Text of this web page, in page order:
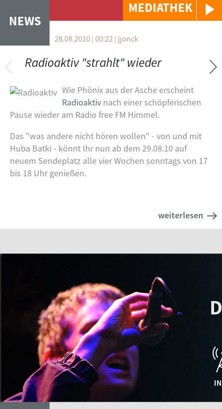
MEDIATHEK
NEWS
VERTIKALE REITER
28.08.2010 | 00:22 | jjonck
Radioaktiv "strahlt" wieder
Wie Phönix aus der Asche erscheint
Radioaktiv nach einer schöpferischen
Pause wieder am Radio free FM Himmel.
Das "was andere nicht hören wollen" - von und mit
Huba Batki - könnt Ihr nun ab dem 29.08.10 auf
neuem Sendeplatz alle vier Wochen sonntags von 17
bis 18 Uhr genießen.
SEITEN
weiterlesen